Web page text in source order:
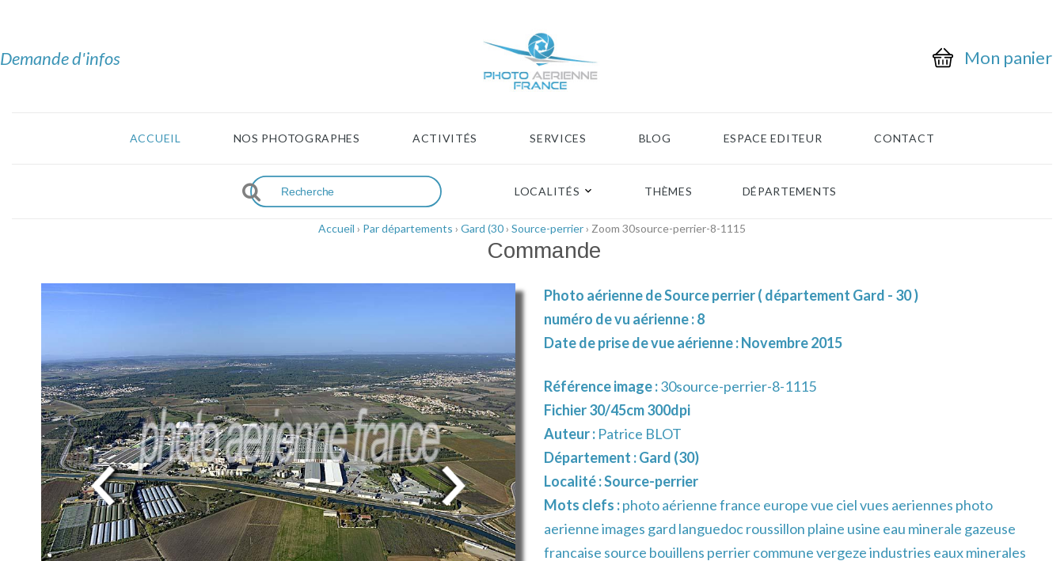
Demande d'infos Mon panier
ACCUEIL NOS PHOTOGRAPHES ACTIVITÉS SERVICES BLOG ESPACE EDITEUR CONTACT
LOCALITÉS THÈMES DÉPARTEMENTS
Accueil › Par départements › Gard (30› Source-perrier› Zoom 30source-perrier-8-1115
Commande
Photo aérienne de Source perrier ( département Gard - 30 )
numéro de vu aérienne : 8
Date de prise de vue aérienne : Novembre 2015
Référence image :30source-perrier-8-1115
Fichier 30/45cm 300dpi
Auteur : Patrice BLOT
Département :Gard (30)
Localité :Source-perrier
Mots clefs :photo aérienne france europe vue ciel vues aeriennes photo
aerienne images gard languedoc roussillon plaine usine eau minerale gazeuse
francaise source bouillens perrier commune vergeze industries eaux minerales